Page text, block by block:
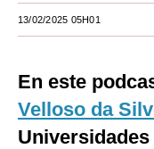
España
Tecnología
Club del Suscriptor
13/02/2025 05H01
En este
Velloso da